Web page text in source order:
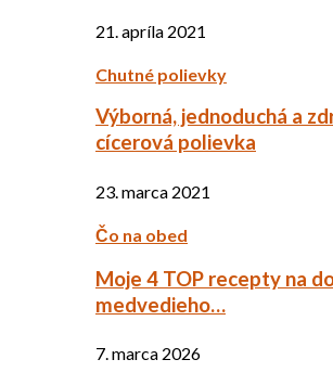
21. apríla 2021
Chutné polievky
Výborná, jednoduchá a
cícerová polievka
23. marca 2021
Čo na obed
Moje 4 TOP recepty na
medvedieho…
7. marca 2026